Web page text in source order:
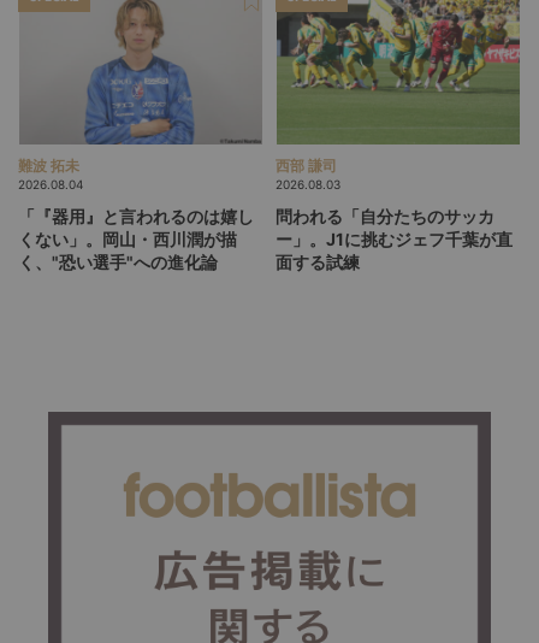
難波 拓未
2026.08.04
「『器用』と言われるのは嬉し
くない」。岡山・西川潤が描
く、"恐い選手"への進化論
西部 謙司
2026.08.03
問われる「自分たちのサッカ
ー」。J1に挑むジェフ千葉が直
面する試練